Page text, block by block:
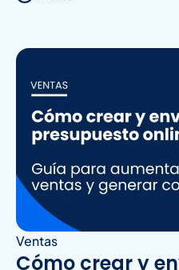
Ventas
Cómo crear y